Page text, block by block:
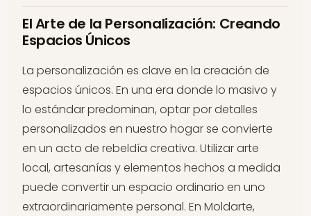
El Arte de la Personalización: Creando
Espacios Únicos
La personalización es clave en la creación de
espacios únicos. En una era donde lo masivo y
lo estándar predominan, optar por detalles
personalizados en nuestro hogar se convierte
en un acto de rebeldía creativa. Utilizar arte
local, artesanías y elementos hechos a medida
puede convertir un espacio ordinario en uno
extraordinariamente personal. En Moldarte,